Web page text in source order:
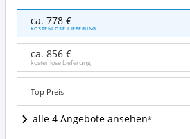
Handhubwagen
Ameise
4-
Wege
1.150
mm
Angebote:
Wo
ist
ca. 778 €
KOSTENLOSE LIEFERUNG
ca. 856 €
kostenlose Lieferung
Top Preis
alle 4 Angebote ansehen